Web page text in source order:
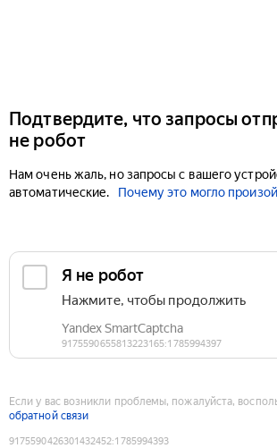
Подтвердите, что запросы
не робот
Нам очень жаль, но запросы с вашего
автоматические.
Почему это могло
Если у вас возникли проблемы, пожалуйста,
обратной связи
9175590426301432452:1785994393